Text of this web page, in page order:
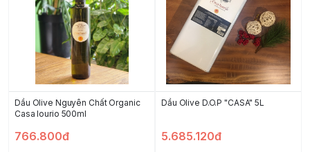
Dầu Olive Nguyên Chất Organic
Casa Iourio 500ml
766.800đ
Dầu Olive D.O.P "CASA" 5L
5.685.120đ